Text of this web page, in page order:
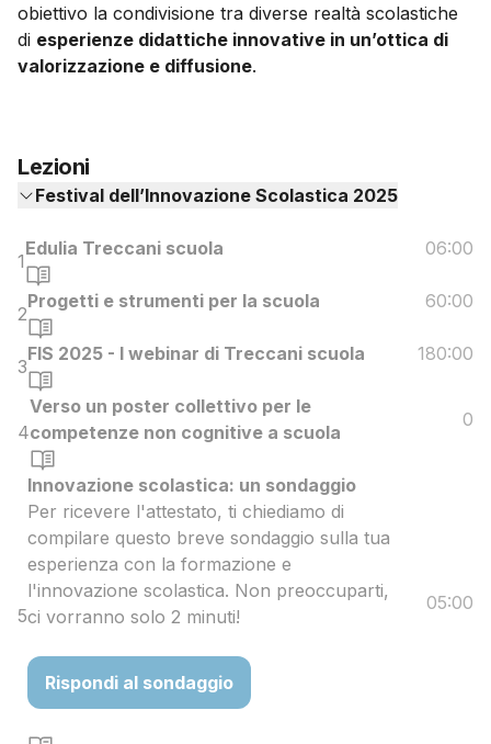
obiettivo la condivisione tra diverse realtà scolastiche
di esperienze didattiche innovative in un’ottica di
valorizzazione e diffusione.
Lezioni
Festival dell’Innovazione Scolastica 2025
1
Edulia Treccani scuola 06:00
2
Progetti e strumenti per la scuola 60:00
3
FIS 2025 - I webinar di Treccani scuola 180:00
4
Verso un poster collettivo per le
competenze non cognitive a scuola
0
5
Innovazione scolastica: un sondaggio
Per ricevere l'attestato, ti chiediamo di
compilare questo breve sondaggio sulla tua
esperienza con la formazione e
l'innovazione scolastica. Non preoccuparti,
ci vorranno solo 2 minuti!
Rispondi al sondaggio
05:00